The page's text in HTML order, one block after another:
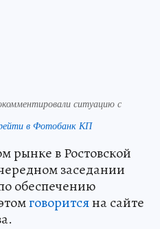
ситуацию с
в Фотобанк КП
рынке в Ростовской
заседании
обеспечению
говоритсяна сайте